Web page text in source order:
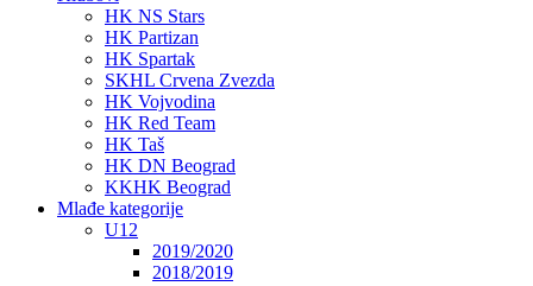
HK NS Stars
HK Partizan
HK Spartak
SKHL Crvena Zvezda
HK Vojvodina
HK Red Team
HK Taš
HK DN Beograd
KKHK Beograd
Mlađe kategorije
U12
2019/2020
2018/2019